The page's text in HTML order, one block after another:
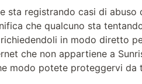
sta registrando casi di abuso
che qualcuno sta
in modo diretto
che non appartiene a
modo potete proteggervi da